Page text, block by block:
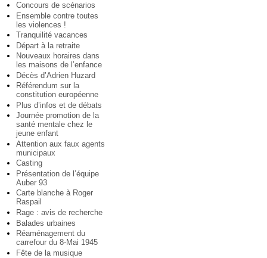
Concours de scénarios
Ensemble contre toutes
les violences !
Tranquilité vacances
Départ à la retraite
Nouveaux horaires dans
les maisons de l’enfance
Décès d’Adrien Huzard
Référendum sur la
constitution européenne
Plus d’infos et de débats
Journée promotion de la
santé mentale chez le
jeune enfant
Attention aux faux agents
municipaux
Casting
Présentation de l’équipe
Auber 93
Carte blanche à Roger
Raspail
Rage : avis de recherche
Balades urbaines
Réaménagement du
carrefour du 8-Mai 1945
Fête de la musique